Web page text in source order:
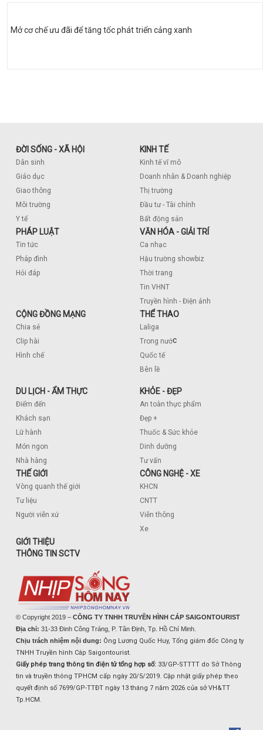
Mở cơ chế ưu đãi để tăng tốc phát triển cảng xanh
ĐỜI SỐNG - XÃ HỘI
Dân sinh
Giáo dục
Giao thông
Môi trường
Y tế
KINH TẾ
Kinh tế vĩ mô
Doanh nhân & Doanh nghiệp
Thị trường
Đầu tư - Tài chính
Bất động sản
PHÁP LUẬT
Tin tức
Pháp đình
Hỏi đáp
VĂN HÓA - GIẢI TRÍ
Ca nhạc
Hậu trường showbiz
Thời trang
Tin VHNT
Truyền hình - Điện ảnh
CỘNG ĐỒNG MẠNG
Chia sẻ
Clip hài
Hình chế
THỂ THAO
Laliga
Trong nước
Quốc tế
Bên lề
DU LỊCH - ẨM THỰC
Điểm đến
Khách sạn
Lữ hành
Món ngon
Nhà hàng
KHỎE - ĐẸP
An toàn thực phẩm
Đẹp +
Thuốc & Sức khỏe
Dinh dưỡng
Tư vấn
THẾ GIỚI
Vòng quanh thế giới
Tư liệu
Người viễn xứ
CÔNG NGHỆ - XE
KHCN
CNTT
Viễn thông
Xe
GIỚI THIỆU
THÔNG TIN SCTV
© Copyright 2019 – CÔNG TY TNHH TRUYỀN HÌNH CÁP SAIGONTOURIST
Địa chỉ: 31-33 Đinh Công Tráng, P. Tân Định, Tp. Hồ Chí Minh.
Chịu trách nhiệm nội dung: Ông Lương Quốc Huy, Tổng giám đốc Công ty
TNHH Truyền hình Cáp Saigontourist.
Giấy phép trang thông tin điện tử tổng hợp số: 33/GP-STTTT do Sở Thông
tin và truyền thông TPHCM cấp ngày 20/5/2019. Cập nhật giấy phép theo
quyết định số 7699/GP-TTĐT ngày 13 tháng 7 năm 2026 của sở VH&TT
Tp.HCM.